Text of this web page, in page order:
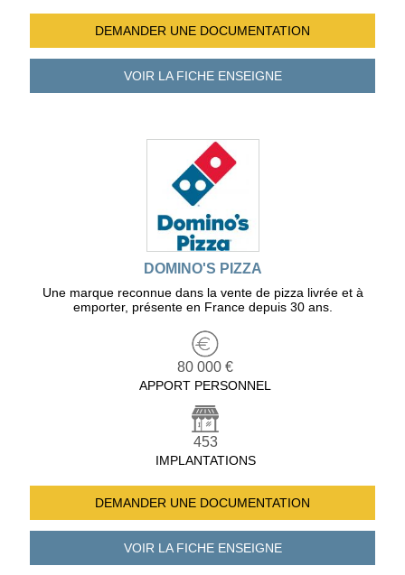
DEMANDER UNE DOCUMENTATION
VOIR LA FICHEENSEIGNE
DOMINO'S PIZZA
Une marque reconnue dans la vente de pizza livrée et à
emporter, présente en France depuis 30 ans.
80 000 €
APPORT PERSONNEL
453
IMPLANTATIONS
DEMANDER UNE DOCUMENTATION
VOIR LA FICHEENSEIGNE